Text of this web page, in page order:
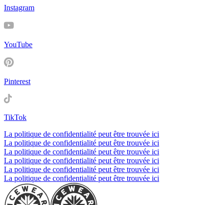
Instagram
YouTube
Pinterest
TikTok
La politique de confidentialité peut être trouvée ici
La politique de confidentialité peut être trouvée ici
La politique de confidentialité peut être trouvée ici
La politique de confidentialité peut être trouvée ici
La politique de confidentialité peut être trouvée ici
La politique de confidentialité peut être trouvée ici